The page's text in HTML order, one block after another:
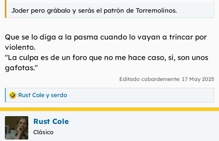
Joder pero grábalo y serás el patrón de Torremolinos.
Que se lo diga a la pasma cuando lo vayan a trincar por
violento.
"La culpa es de un foro que no me hace caso, sí, son unos
gafotas."
Editado cobardemente: 17 May 2025
R
e
a
c
i
Rust Cole y serdo
Rust Cole
Clásico